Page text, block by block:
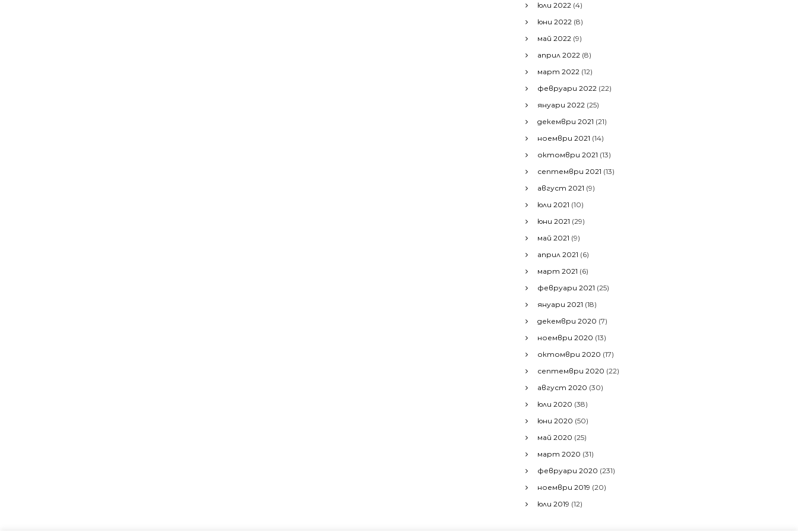
юли 2022 (4)
юни 2022 (8)
май 2022 (9)
април 2022 (8)
март 2022 (12)
февруари 2022 (22)
януари 2022 (25)
декември 2021 (21)
ноември 2021 (14)
октомври 2021 (13)
септември 2021 (13)
август 2021 (9)
юли 2021 (10)
юни 2021 (29)
май 2021 (9)
април 2021 (6)
март 2021 (6)
февруари 2021 (25)
януари 2021 (18)
декември 2020 (7)
ноември 2020 (13)
октомври 2020 (17)
септември 2020 (22)
август 2020 (30)
юли 2020 (38)
юни 2020 (50)
май 2020 (25)
март 2020 (31)
февруари 2020 (231)
ноември 2019 (20)
юли 2019 (12)